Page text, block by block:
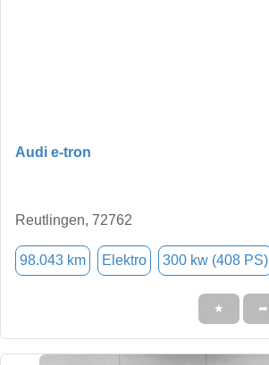
Audi e-tron
Reutlingen, 72762
98.043 km Elektro 300 kw (408 PS)
★ ➦